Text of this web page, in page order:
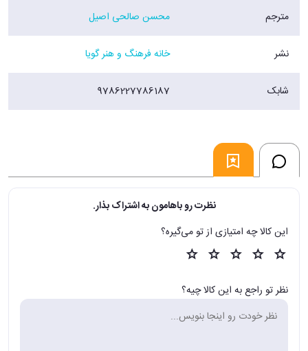
مترجم محسن صالحی اصیل
نشر خانه فرهنگ و هنر گویا
شابک 9786227786187
نظرت رو باهامون به اشتراک بذار.
این کالا چه امتیازی از تو می‌گیره؟
نظر تو راجع به این کالا چیه؟